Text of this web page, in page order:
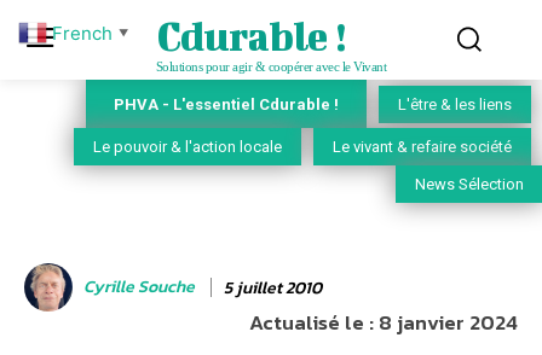
Cdurable !
Solutions pour agir & coopérer avec le Vivant
PHVA - L'essentiel Cdurable ! L'être & les liens
Le pouvoir & l'action locale Le vivant & refaire société
News Sélection
Cyrille Souche 5 juillet 2010
Actualisé le :8 janvier 2024
French ▼